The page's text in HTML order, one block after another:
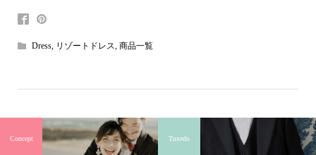
Dress, リゾートドレス 商品一覧
Concept Tuxedo